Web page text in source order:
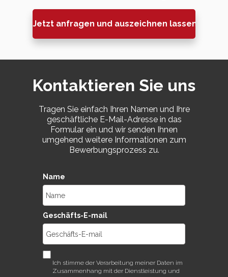
Jetzt anfragen und auszeichnen lassen »
Name
Geschäfts-E-mail
Ich stimme der Verarbeitung meiner Daten im
Zusammenhang mit der Dienstleistung und
Kontaktieren Sie uns
Tragen Sie einfach Ihren Namen und Ihre
geschäftliche E-Mail-Adresse in das
Formular ein und wir senden Ihnen
umgehend weitere Informationen zum
Bewerbungsprozess zu.